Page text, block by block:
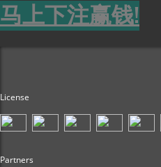
马上下注赢钱!
License
Partners